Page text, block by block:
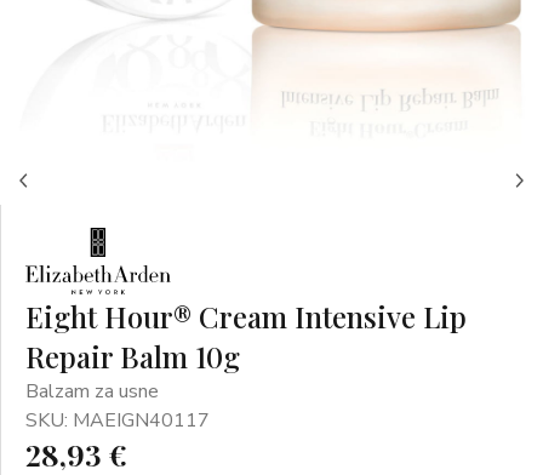
Eight Hour® Cream Intensive Lip
Repair Balm 10g
Balzam za usne
SKU: MAEIGN40117
28,93 €